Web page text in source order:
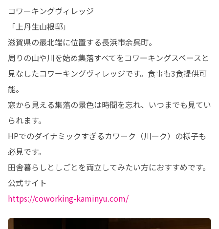
コワーキングヴィレッジ
「上丹生山根邸」
滋賀県の最北端に位置する長浜市余呉町。
周りの山や川を始め集落すべてをコワーキングスペースと
見なしたコワーキングヴィレッジです。食事も3食提供可
能。
窓から見える集落の景色は時間を忘れ、いつまでも見てい
られます。
HPでのダイナミックすぎるカワーク（川ーク）の様子も
必見です。
田舎暮らしとしごとを両立してみたい方におすすめです。
https://coworking-kaminyu.com/